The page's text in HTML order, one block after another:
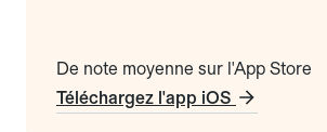
De note moyenne sur l'App Store
Téléchargez l'app iOS